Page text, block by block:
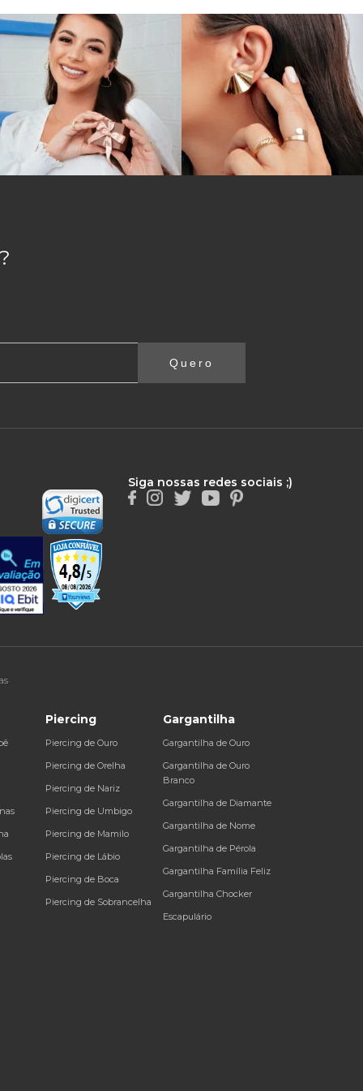
Quero
Siga nossas redes sociais ;)
Piercing
Piercing de Ouro
Piercing de Orelha
Piercing de Nariz
Piercing de Umbigo
Piercing de Mamilo
Piercing de Lábio
Piercing de Boca
Piercing de Sobrancelha
Gargantilha
Gargantilha de Ouro
Gargantilha de Ouro
Branco
Gargantilha de Diamante
Gargantilha de Nome
Gargantilha de Pérola
Gargantilha Família Feliz
Gargantilha Chocker
Escapulário